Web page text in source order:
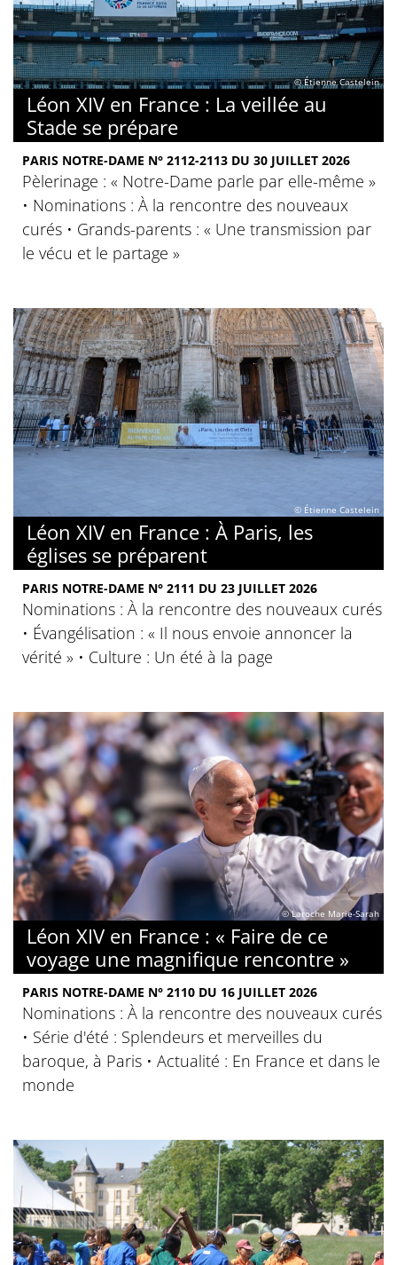
© Étienne Castelein
Léon XIV en France : La veillée au
Stade se prépare
PARIS NOTRE-DAME N° 2112-2113 DU 30 JUILLET 2026
Pèlerinage : « Notre-Dame parle par elle-même »
• Nominations : À la rencontre des nouveaux
curés • Grands-parents : « Une transmission par
le vécu et le partage »
© Étienne Castelein
Léon XIV en France : À Paris, les
églises se préparent
PARIS NOTRE-DAME N° 2111 DU 23 JUILLET 2026
Nominations : À la rencontre des nouveaux curés
• Évangélisation : « Il nous envoie annoncer la
vérité » • Culture : Un été à la page
© Laroche Marie-Sarah
Léon XIV en France : « Faire de ce
voyage une magnifique rencontre »
PARIS NOTRE-DAME N° 2110 DU 16 JUILLET 2026
Nominations : À la rencontre des nouveaux curés
• Série d'été : Splendeurs et merveilles du
baroque, à Paris • Actualité : En France et dans le
monde